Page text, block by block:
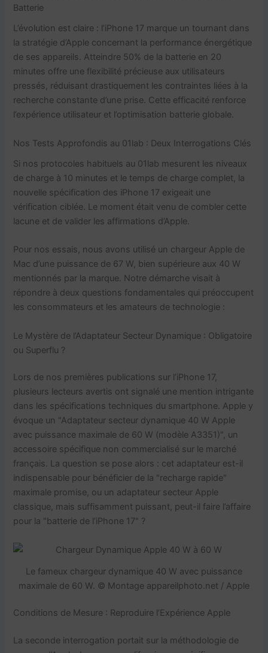
Batterie
L’évolution est claire : l’iPhone 17 marque un tournant dans
la stratégie d’Apple concernant la performance énergétique
de ses appareils. Atteindre 50% de la batterie en 20
minutes offre une flexibilité précieuse aux utilisateurs
pressés, réduisant drastiquement les contraintes liées à la
recherche constante d’une prise. Cette efficacité renforce
l’expérience utilisateur et l’optimisation batterie globale.
Nos Tests Approfondis au 01lab : Deux Interrogations Clés
Si nos protocoles habituels au 01lab mesurent les niveaux
de charge à 10 minutes et le temps de charge complet, la
nouvelle spécification des iPhone 17 exigeait une
vérification ciblée. Le moment était venu de combler cette
lacune et de valider les affirmations d’Apple.
Pour nos essais, nous avons utilisé un chargeur Apple de
Mac d’une puissance de 67 W, bien supérieure aux 40 W
mentionnés par la marque. Notre démarche visait à
répondre à deux questions fondamentales qui préoccupent
les consommateurs et les amateurs de technologie :
Le Mystère de l’Adaptateur Secteur Dynamique : Obligatoire
ou Superflu ?
Lors de nos premières publications sur l’iPhone 17,
plusieurs lecteurs avertis ont signalé une mention intrigante
dans les spécifications techniques du smartphone. Apple y
évoque un "Adaptateur secteur dynamique 40 W Apple
avec puissance maximale de 60 W (modèle A3351)", un
accessoire spécifique non commercialisé sur le marché
français. La question se pose alors : cet adaptateur est-il
indispensable pour bénéficier de la "recharge rapide"
maximale promise, ou un adaptateur secteur Apple
classique, mais suffisamment puissant, peut-il faire l’affaire
pour la "batterie de l’iPhone 17" ?
Le fameux chargeur dynamique 40 W avec puissance
maximale de 60 W. © Montage appareilphoto.net / Apple
Conditions de Mesure : Reproduire l’Expérience Apple
La seconde interrogation portait sur la méthodologie de